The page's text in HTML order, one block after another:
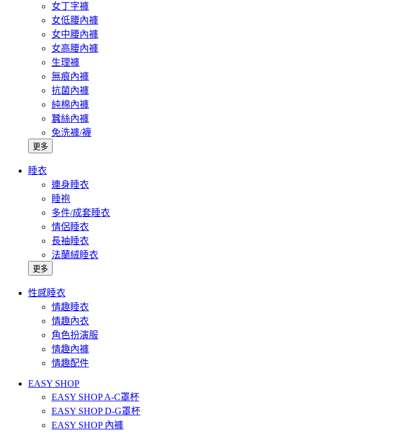
女丁字褲
女低腰內褲
女中腰內褲
女高腰內褲
生理褲
無痕內褲
抗菌內褲
純棉內褲
蠶絲內褲
免洗褲/襪
更多
睡衣
連身睡衣
睡袍
多件/成套睡衣
情侶睡衣
長袖睡衣
法蘭絨睡衣
更多
性感睡衣
情趣睡衣
情趣內衣
角色扮演服
情趣內褲
情趣配件
EASY SHOP
EASY SHOP A-C罩杯
EASY SHOP D-G罩杯
EASY SHOP 內褲